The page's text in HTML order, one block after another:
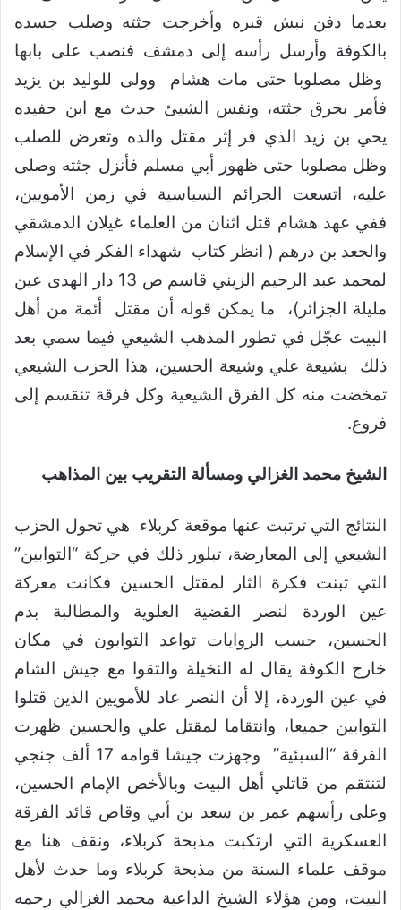
بعدما دفن نبش قبره وأخرجت جثته وصلب جسده
بالكوفة وأرسل رأسه إلى دمشف فنصب على بابها
وظل مصلوبا حتى مات هشام وولى للوليد بن يزيد
فأمر بحرق جثته، ونفس الشيئ حدث مع ابن حفيده
يحي بن زيد الذي فر إثر مقتل والده وتعرض للصلب
وظل مصلوبا حتى ظهور أبي مسلم فأنزل جثته وصلى
عليه، اتسعت الجرائم السياسية في زمن الأمويين،
ففي عهد هشام قتل اثنان من العلماء غيلان الدمشقي
والجعد بن درهم ( انظر كتاب شهداء الفكر في الإسلام
لمحمد عبد الرحيم الزيني قاسم ص 13 دار الهدى عين
مليلة الجزائر)، ما يمكن قوله أن مقتل أئمة من أهل
البيت عجّل في تطور المذهب الشيعي فيما سمي بعد
ذلك بشيعة علي وشيعة الحسين، هذا الحزب الشيعي
تمخضت منه كل الفرق الشيعية وكل فرقة تنقسم إلى
فروع.
الشيخ محمد الغزالي ومسألة التقريب بين المذاهب
النتائج التي ترتبت عنها موقعة كربلاء هي تحول الحزب
الشيعي إلى المعارضة، تبلور ذلك في حركة “التوابين”
التي تبنت فكرة الثار لمقتل الحسين فكانت معركة
عين الوردة لنصر القضية العلوية والمطالبة بدم
الحسين، حسب الروايات تواعد التوابون في مكان
خارج الكوفة يقال له النخيلة والتقوا مع جيش الشام
في عين الوردة، إلا أن النصر عاد للأمويين الذين قتلوا
التوابين جميعا، وانتقاما لمقتل علي والحسين ظهرت
الفرقة “السبئية” وجهزت جيشا قوامه 17 ألف جنجي
لتنتقم من قاتلي أهل البيت وبالأخص الإمام الحسين،
وعلى رأسهم عمر بن سعد بن أبي وقاص قائد الفرقة
العسكرية التي ارتكبت مذبحة كربلاء، ونقف هنا مع
موقف علماء السنة من مذبحة كربلاء وما حدث لأهل
البيت، ومن هؤلاء الشيخ الداعية محمد الغزالي رحمه